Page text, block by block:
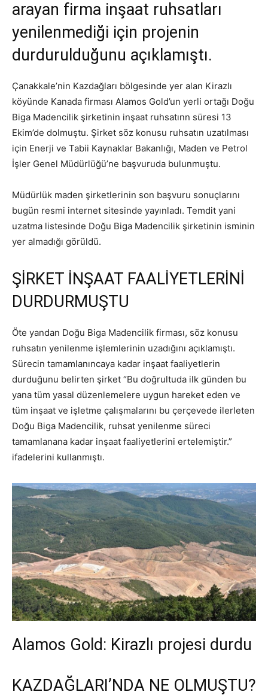
arayan firma inşaat ruhsatları
yenilenmediği için projenin
durdurulduğunu açıklamıştı.
Çanakkale’nin Kazdağları bölgesinde yer alan Kirazlı
köyünde Kanada firması Alamos Gold’un yerli ortağı Doğu
Biga Madencilik şirketinin inşaat ruhsatınn süresi 13
Ekim’de dolmuştu. Şirket söz konusu ruhsatın uzatılması
için Enerji ve Tabii Kaynaklar Bakanlığı, Maden ve Petrol
İşler Genel Müdürlüğü’ne başvuruda bulunmuştu.
Müdürlük maden şirketlerinin son başvuru sonuçlarını
bugün resmi internet sitesinde yayınladı. Temdit yani
uzatma listesinde Doğu Biga Madencilik şirketinin isminin
yer almadığı görüldü.
ŞİRKET İNŞAAT FAALİYETLERİNİ
DURDURMUŞTU
Öte yandan Doğu Biga Madencilik firması, söz konusu
ruhsatın yenilenme işlemlerinin uzadığını açıklamıştı.
Sürecin tamamlanıncaya kadar inşaat faaliyetlerin
durduğunu belirten şirket “Bu doğrultuda ilk günden bu
yana tüm yasal düzenlemelere uygun hareket eden ve
tüm inşaat ve işletme çalışmalarını bu çerçevede ilerleten
Doğu Biga Madencilik, ruhsat yenilenme süreci
tamamlanana kadar inşaat faaliyetlerini ertelemiştir.”
ifadelerini kullanmıştı.
Alamos Gold: Kirazlı projesi durdu
KAZDAĞLARI’NDA NE OLMUŞTU?